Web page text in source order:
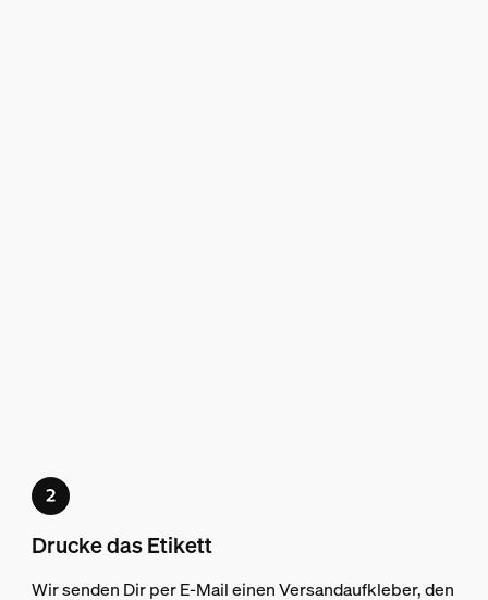
Drucke das Etikett
Wir senden Dir per E-Mail einen Versandaufkleber, den